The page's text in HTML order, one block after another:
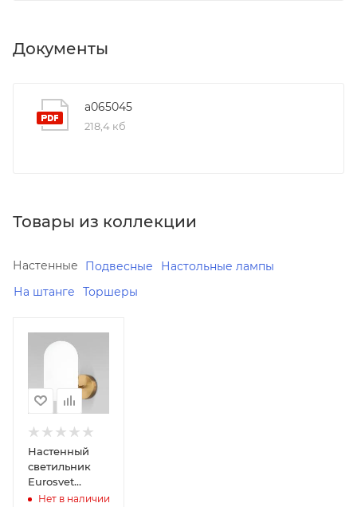
Документы
a065045
218,4 кб
Товары из коллекции
Настенные Подвесные
Настольные лампы
На штанге
Торшеры
цена
Реквизиты
Светильники,
Товар,
00-
012068190
Бренд
Eurosvet
Настенный
светильник
Eurosvet
Bambola
Нет в наличии